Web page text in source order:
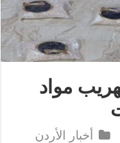
مواد
أخبار الأردن